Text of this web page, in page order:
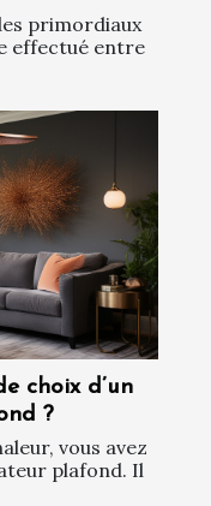
primordiaux
effectué entre
choix d’un
?
vous avez
plafond. Il